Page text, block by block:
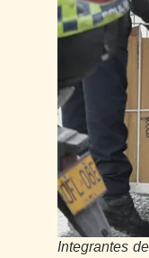
Integrantes